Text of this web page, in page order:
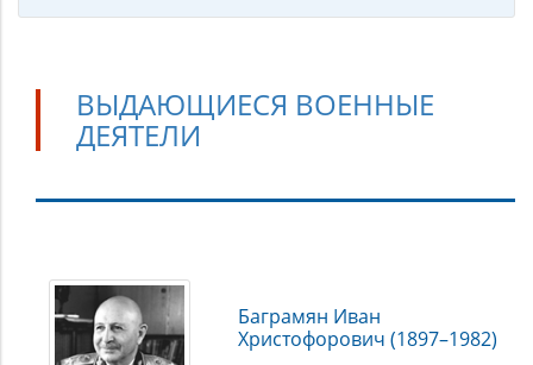
ВЫДАЮЩИЕСЯ ВОЕННЫЕ
ДЕЯТЕЛИ
Выдающиеся
военные
деятели
Баграмян Иван
Христофорович (1897–1982)